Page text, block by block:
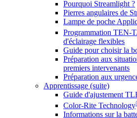
Pourquoi Streamlight ?
Pierres angulaires de
Lampe de poche
Programmation TEN-
d'éclairage flexibles
Guide pour choisir la
Préparation aux
premiers intervenants
Préparation aux
Apprentissage (suite)
Guide d'ajustement
Color-Rite Technology
Informations sur la